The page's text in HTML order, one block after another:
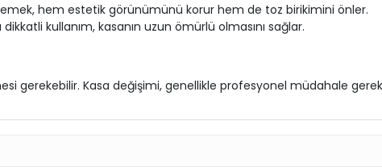
hem estetik görünümünü korur hem de toz birikimini önler.
kullanım, kasanın uzun ömürlü olmasını sağlar.
gerekebilir. Kasa değişimi, genellikle profesyonel müdahale